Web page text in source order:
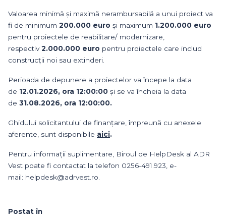
Valoarea minimă și maximă nerambursabilă a unui proiect va
fi de minimum 200.000 euro și maximum 1.200.000 euro
pentru proiectele de reabilitare/ modernizare,
respectiv2.000.000 euro pentru proiectele care includ
construcții noi sau extinderi.
Perioada de depunere a proiectelor va începe la data
de 12.01.2026, ora 12:00:00 și se va încheia la data
de 31.08.2026, ora 12:00:00.
Ghidului solicitantului de finanțare, împreună cu anexele
aferente, sunt disponibile aici.
Pentru informații suplimentare, Biroul de HelpDesk al ADR
Vest poate fi contactat la telefon 0256-491.923, e-
mail: helpdesk@adrvest.ro.
Postat în